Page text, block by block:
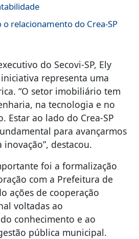
o relacionamento do Crea-SP
do Secovi-SP, Ely
representa uma
“O setor imobiliário tem
na tecnologia e no
Estar ao lado do Crea-SP
para avançarmos
destacou.
foi a formalização
com a Prefeitura de
ações de cooperação
voltadas ao
conhecimento e ao
pública municipal.